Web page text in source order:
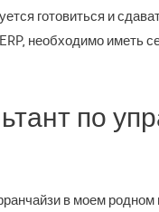
готовиться и
необходимо иметь
по
в моем родном